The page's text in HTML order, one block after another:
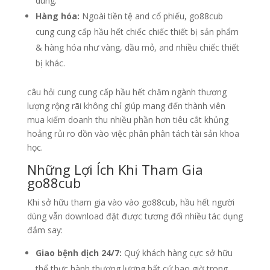
Hàng hóa: Ngoài tiền tệ and cổ phiếu, go88cub
cung cung cấp hầu hết chiếc chiếc thiết bị sản phẩm
& hàng hóa như vàng, dầu mỏ, and nhiều chiếc thiết
bị khác.
câu hỏi cung cung cấp hầu hết chăm ngành thương
lượng rộng rãi không chỉ giúp mang đến thành viên
mua kiếm doanh thu nhiều phần hơn tiêu cắt khủng
hoảng rủi ro dồn vào việc phân phân tách tài sản khoa
học.
Những Lợi Ích Khi Tham Gia
go88cub
Khi sở hữu tham gia vào vào go88cub, hầu hết người
dùng vẫn download đặt được tương đối nhiều tác dụng
đắm say:
Giao bệnh dịch 24/7: Quý khách hàng cực sở hữu